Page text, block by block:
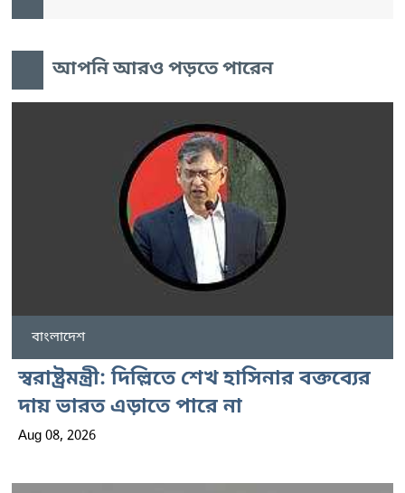
আপনি আরও পড়তে পারেন
বাংলাদেশ
স্বরাষ্ট্রমন্ত্রী: দিল্লিতে শেখ হাসিনার বক্তব্যের
দায় ভারত এড়াতে পারে না
Aug 08, 2026